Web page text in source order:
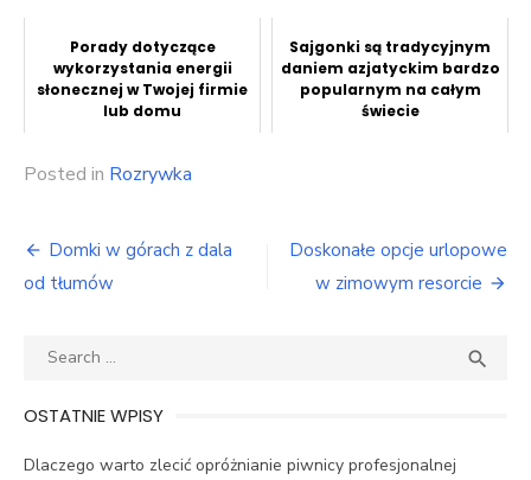
Porady dotyczące
wykorzystania energii
słonecznej w Twojej firmie
lub domu
Sajgonki są tradycyjnym
daniem azjatyckim bardzo
popularnym na całym
świecie
Posted in Rozrywka
Nawigacja
wpisu
Domki w górach z dala
od tłumów
Doskonałe opcje urlopowe
w zimowym resorcie
Search

OSTATNIE WPISY
Dlaczego warto zlecić opróżnianie piwnicy profesjonalnej